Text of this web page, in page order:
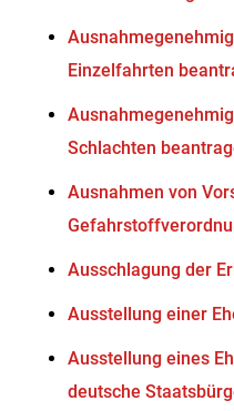
Einzelfahrten
Schlachten
Ausnahmen von
Ausschlagung der
Ausstellung einer
Ausstellung eines
deutsche